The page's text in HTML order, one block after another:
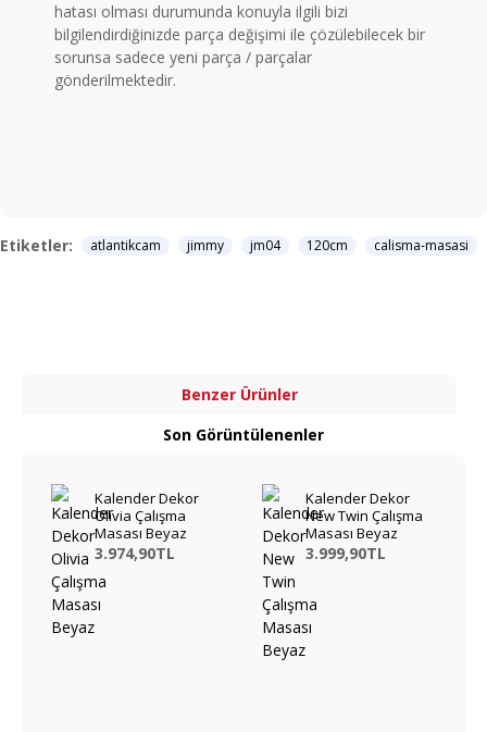
hatası olması durumunda konuyla ilgili bizi
bilgilendirdiğinizde parça değişimi ile çözülebilecek bir
sorunsa sadece yeni parça / parçalar
gönderilmektedir.
Etiketler: atlantikcam jimmy jm04 120cm calisma-masasi
Benzer Ürünler
Son Görüntülenenler
Kalender Dekor
Olivia Çalışma
Masası Beyaz
3.974,90TL
Kalender Dekor
New Twin Çalışma
Masası Beyaz
3.999,90TL